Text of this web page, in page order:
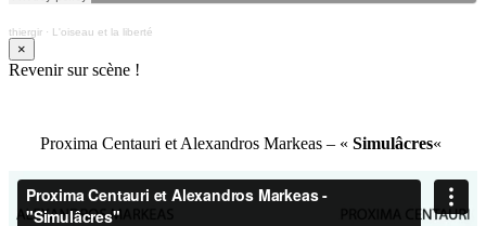
thiergir · L'oiseau et la liberté
×
Revenir sur scène !
Proxima Centauri et Alexandros Markeas – « Simulâcres«